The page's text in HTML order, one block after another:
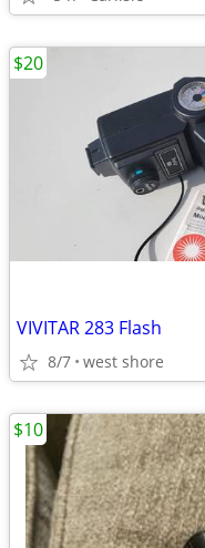
VIVITAR 283 Flash
8/7 west shore
$20
$10